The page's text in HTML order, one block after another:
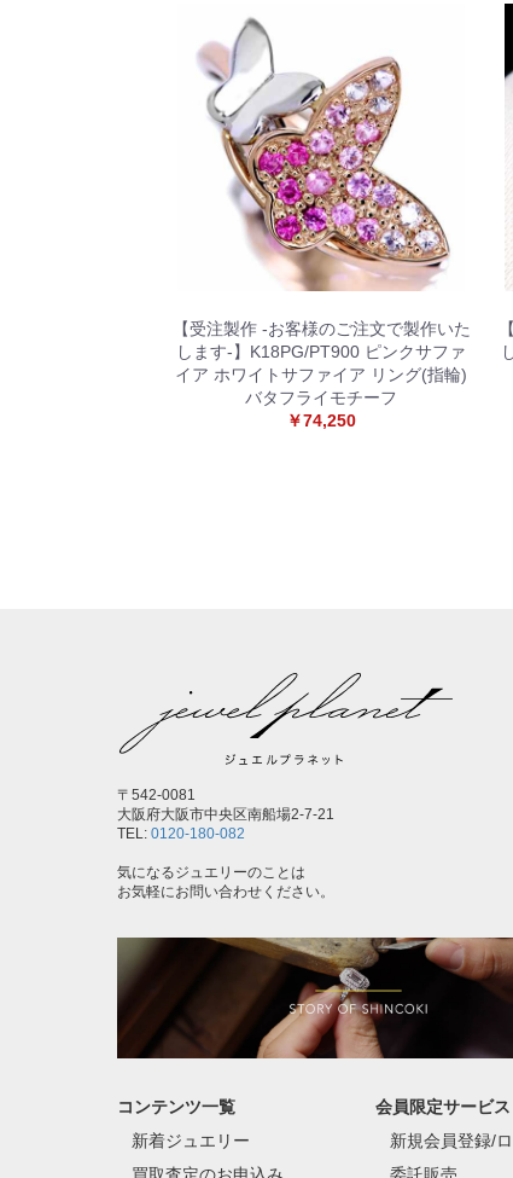
【受注製作 -お客様のご注文で製作いた
します-】K18PG/PT900 ピンクサファ
イア ホワイトサファイア リング(指輪)
バタフライモチーフ
￥74,250
〒542-0081
大阪府大阪市中央区南船場2-7-21
TEL: 0120-180-082
気になるジュエリーのことは
お気軽にお問い合わせください。
コンテンツ一覧
新着ジュエリー
会員限定サービス
新規会員登録/